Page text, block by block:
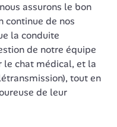
assurons le bon
de nos
la conduite
de notre équipe
le chat médical, et la
tout en
de leur